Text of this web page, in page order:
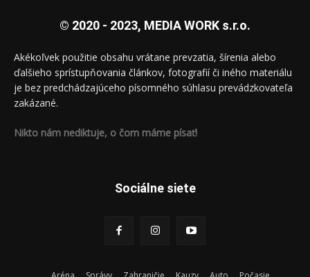
© 2020 - 2023, MEDIA WORK s.r.o.
Akékoľvek použitie obsahu vrátane prevzatia, šírenia alebo
ďalšieho sprístupňovania článkov, fotografií či iného materiálu
je bez predchádzajúceho písomného súhlasu prevádzkovateľa
zakázané.
Nikto nám nediktuje, o čom máme písať!
Sociálne siete